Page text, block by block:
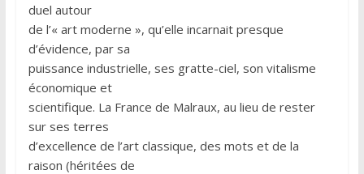
duel autour
de l’« art moderne », qu’elle incarnait presque
d’évidence, par sa
puissance industrielle, ses gratte-ciel, son vitalisme
économique et
scientifique. La France de Malraux, au lieu de rester
sur ses terres
d’excellence de l’art classique, des mots et de la
raison (héritées de